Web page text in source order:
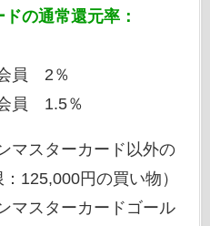
の通常還元率：
員 2％
員 1.5％
マスターカード以外の
125,000円の買い物）
マスターカードゴール